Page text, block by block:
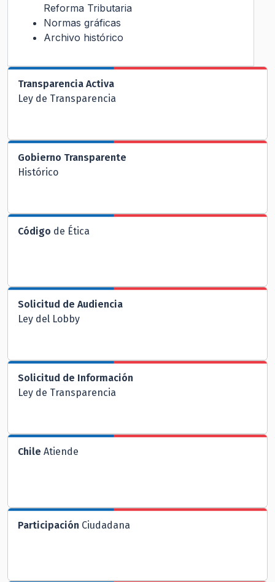
Reforma Tributaria
Normas gráficas
Archivo histórico
Transparencia Activa
Ley de Transparencia
Gobierno Transparente
Histórico
Código de Ética
Solicitud de Audiencia
Ley del Lobby
Solicitud de Información
Ley de Transparencia
Chile Atiende
Participación Ciudadana